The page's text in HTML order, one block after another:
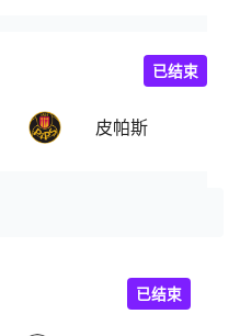
皮帕斯
已结束
已结束